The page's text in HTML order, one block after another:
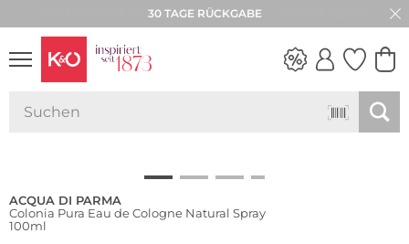
30 TAGE RÜCKGABE
ACQUA DI PARMA
Colonia Pura Eau de Cologne Natural Spray
100ml